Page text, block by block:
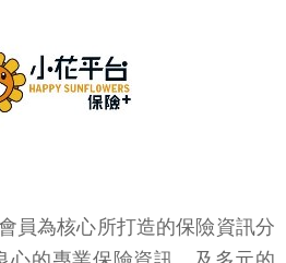
員為核心所打造的保險資訊分